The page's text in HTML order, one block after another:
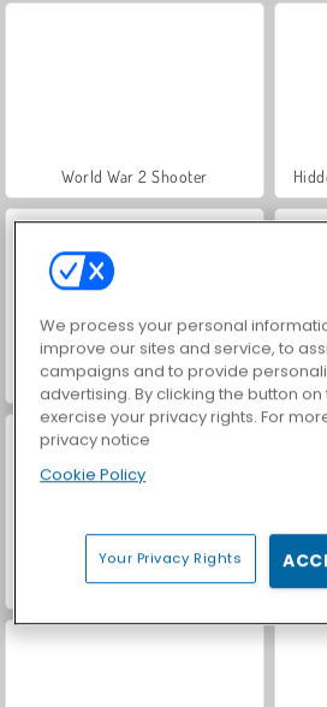
World War 2 Shooter
VegaMix Da Vinci Puzzles
ASMR Makeover & Makeup Studio
We process your personal
improve our sites and service, to
campaigns and to provide
advertising. By clicking the button
exercise your privacy rights. For
privacy notice
Cookie Policy
Your Privacy Rights